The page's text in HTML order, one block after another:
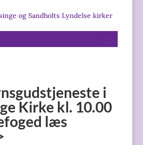
i
Kirke kl. 10.00
læs